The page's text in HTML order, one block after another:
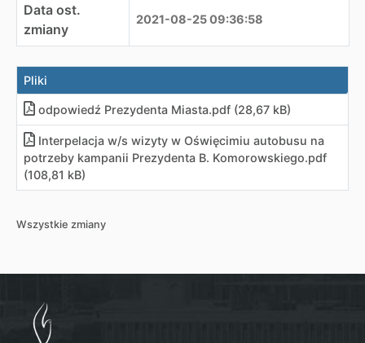
Data ost.
zmiany
2021-08-25 09:36:58
Pliki
odpowiedź Prezydenta Miasta.pdf (28,67 kB)
Interpelacja w/s wizyty w Oświęcimiu autobusu na
potrzeby kampanii Prezydenta B. Komorowskiego.pdf
(108,81 kB)
Wszystkie zmiany